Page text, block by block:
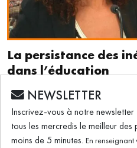
La persistance des
dans l’éducation
Élizabeth Tchoungui, directrice
présidente de Capital Filles,
Davidenkoff pour parler des
NEWSLETTER
Inscrivez-vous à notre
tous les mercredis le meilleur
moins de 5 minutes. En